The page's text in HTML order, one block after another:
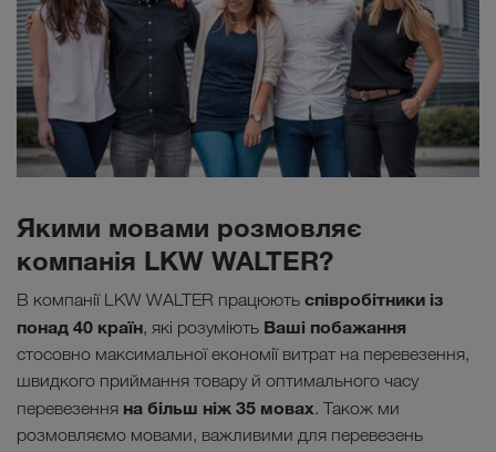
Якими мовами розмовляє
компанія LKW WALTER?
В компанії LKW WALTER працюють співробітники із
понад 40 країн, які розуміють Ваші побажання
стосовно максимальної економії витрат на перевезення,
швидкого приймання товару й оптимального часу
перевезення на більш ніж 35 мовах. Також ми
розмовляємо мовами, важливими для перевезень